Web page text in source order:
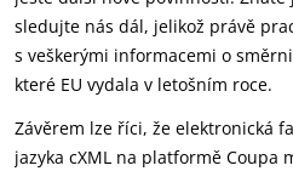
sledujte nás dál, jelikož právě
s veškerými informacemi o
které EU vydala v letošním roce.
Závěrem lze říci, že elektronická
jazyka cXML na platformě